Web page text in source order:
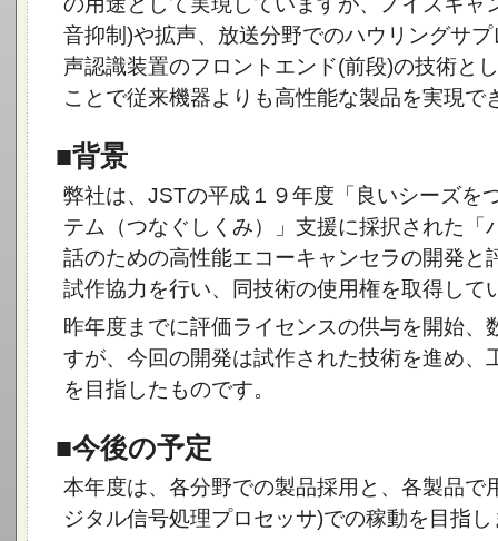
音抑制)や拡声、放送分野でのハウリングサ
声認識装置のフロントエンド(前段)の技術と
ことで従来機器よりも高性能な製品を実現で
■背景
弊社は、JSTの平成１９年度「良いシーズを
テム（つなぐしくみ）」支援に採択された「
話のための高性能エコーキャンセラの開発と
試作協力を行い、同技術の使用権を取得して
昨年度までに評価ライセンスの供与を開始、
すが、今回の開発は試作された技術を進め、
を目指したものです。
■今後の予定
本年度は、各分野での製品採用と、各製品で
ジタル信号処理プロセッサ)での稼動を目指し